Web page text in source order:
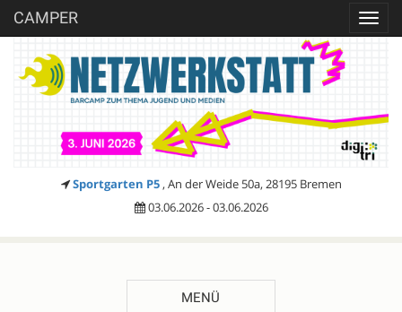
CAMPER
Sportgarten P5 , An der Weide 50a, 28195 Bremen
03.06.2026 - 03.06.2026
MENÜ